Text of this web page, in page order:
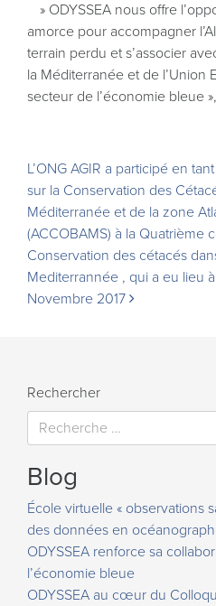
» ODYSSEA nous offre
amorce pour accompagner
terrain perdu et s’associer
la Méditerranée et de l’Union
secteur de l’économie bleue
Navigation
L’ONG AGIR a participé en
sur la Conservation des
Méditerranée et de la zone
(ACCOBAMS) à la Quatrième
Conservation des cétacés
Mediterrannée , qui a eu lieu
Novembre 2017
Rechercher
Blog
École virtuelle « observations
des données en
ODYSSEA renforce sa
l’économie bleue
ODYSSEA au cœur du